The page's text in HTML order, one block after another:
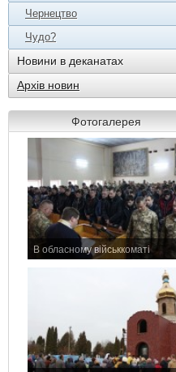
Чернецтво
Чудо?
Новини в деканатах
Архів новин
Фотогалерея
В обласному військкоматі